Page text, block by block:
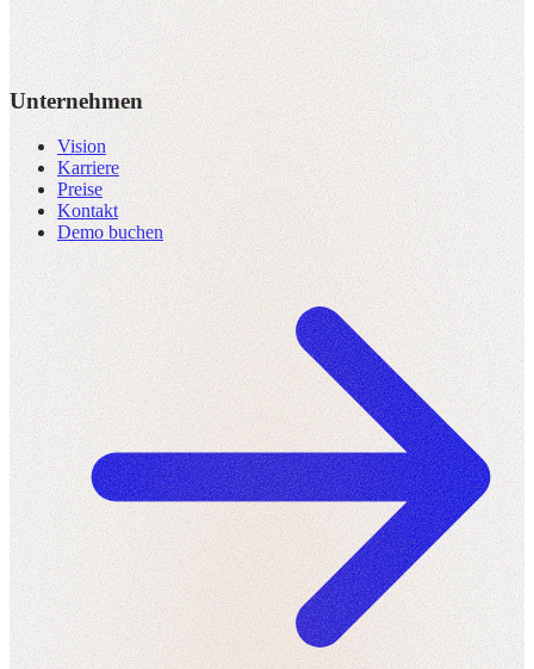
Unternehmen
Vision
Karriere
Preise
Kontakt
Demo buchen